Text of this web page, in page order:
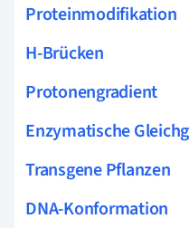
Proteinmodifikation
H-Brücken
Protonengradient
Enzymatische
Transgene Pflanzen
DNA-Konformation